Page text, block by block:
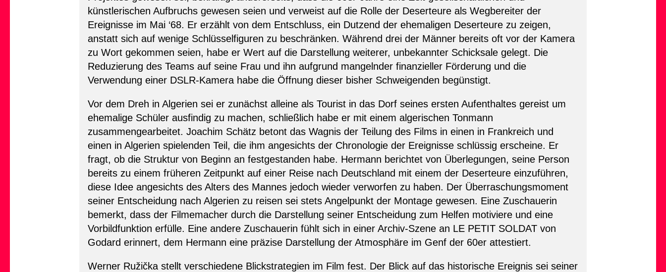
künstlerischen Aufbruchs gewesen seien und verweist auf die Rolle der Deserteure als Wegbereiter der
Ereignisse im Mai ‘68. Er erzählt von dem Entschluss, ein Dutzend der ehemaligen Deserteure zu zeigen,
anstatt sich auf wenige Schlüsselfiguren zu beschränken. Während drei der Männer bereits oft vor der Kamera
zu Wort gekommen seien, habe er Wert auf die Darstellung weiterer, unbekannter Schicksale gelegt. Die
Reduzierung des Teams auf seine Frau und ihn aufgrund mangelnder finanzieller Förderung und die
Verwendung einer DSLR-Kamera habe die Öffnung dieser bisher Schweigenden begünstigt.
Vor dem Dreh in Algerien sei er zunächst alleine als Tourist in das Dorf seines ersten Aufenthaltes gereist um
ehemalige Schüler ausfindig zu machen, schließlich habe er mit einem algerischen Tonmann
zusammengearbeitet. Joachim Schätz betont das Wagnis der Teilung des Films in einen in Frankreich und
einen in Algerien spielenden Teil, die ihm angesichts der Chronologie der Ereignisse schlüssig erscheine. Er
fragt, ob die Struktur von Beginn an festgestanden habe. Hermann berichtet von Überlegungen, seine Person
bereits zu einem früheren Zeitpunkt auf einer Reise nach Deutschland mit einem der Deserteure einzuführen,
diese Idee angesichts des Alters des Mannes jedoch wieder verworfen zu haben. Der Überraschungsmoment
seiner Entscheidung nach Algerien zu reisen sei stets Angelpunkt der Montage gewesen. Eine Zuschauerin
bemerkt, dass der Filmemacher durch die Darstellung seiner Entscheidung zum Helfen motiviere und eine
Vorbildfunktion erfülle. Eine andere Zuschauerin fühlt sich in einer Archiv-Szene an LE PETIT SOLDAT von
Godard erinnert, dem Hermann eine präzise Darstellung der Atmosphäre im Genf der 60er attestiert.
Werner Ružička stellt verschiedene Blickstrategien im Film fest. Der Blick auf das historische Ereignis sei seiner